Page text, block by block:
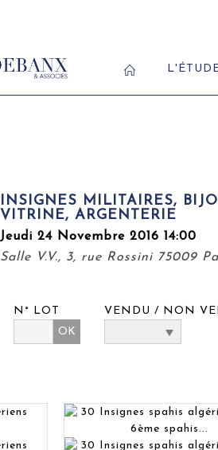
INSIGNES MILITAIRES,
VITRINE, ARGENTERIE
Jeudi 24 Novembre 2016 14:00
Salle V.V., 3, rue Rossini 75009
N° LOT
OK
VENDU / NON